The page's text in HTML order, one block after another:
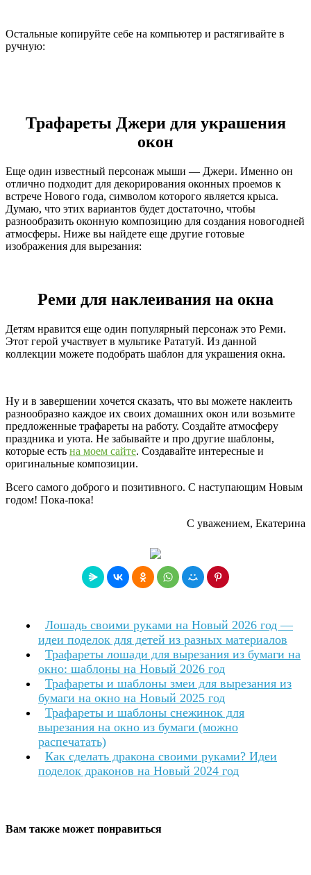
Остальные копируйте себе на компьютер и растягивайте в
ручную:
Трафареты Джери для украшения
окон
Еще один известный персонаж мыши — Джери. Именно он
отлично подходит для декорирования оконных проемов к
встрече Нового года, символом которого является крыса.
Думаю, что этих вариантов будет достаточно, чтобы
разнообразить оконную композицию для создания новогодней
атмосферы. Ниже вы найдете еще другие готовые
изображения для вырезания:
Реми для наклеивания на окна
Детям нравится еще один популярный персонаж это Реми.
Этот герой участвует в мультике Рататуй. Из данной
коллекции можете подобрать шаблон для украшения окна.
Ну и в завершении хочется сказать, что вы можете наклеить
разнообразно каждое их своих домашних окон или возьмите
предложенные трафареты на работу. Создайте атмосферу
праздника и уюта. Не забывайте и про другие шаблоны,
которые есть на моем сайте. Создавайте интересные и
оригинальные композиции.
Всего самого доброго и позитивного. С наступающим Новым
годом! Пока-пока!
С уважением, Екатерина
Лошадь своими руками на Новый 2026 год —
идеи поделок для детей из разных материалов
Трафареты лошади для вырезания из бумаги на
окно: шаблоны на Новый 2026 год
Трафареты и шаблоны змеи для вырезания из
бумаги на окно на Новый 2025 год
Трафареты и шаблоны снежинок для
вырезания на окно из бумаги (можно
распечатать)
Как сделать дракона своими руками? Идеи
поделок драконов на Новый 2024 год
Вам также может понравиться